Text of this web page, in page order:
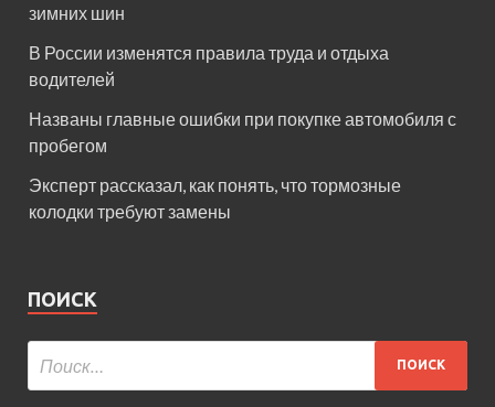
зимних шин
В России изменятся правила труда и отдыха
водителей
Названы главные ошибки при покупке автомобиля с
пробегом
Эксперт рассказал, как понять, что тормозные
колодки требуют замены
ПОИСК